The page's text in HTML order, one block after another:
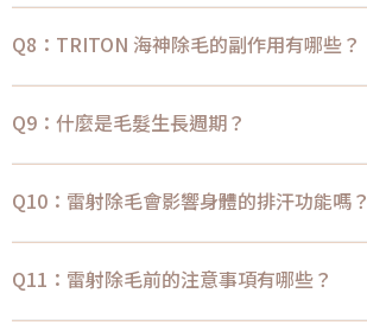
Q8：TRITON 海神除毛的副作用有哪些？
Q9：什麼是毛髮生長週期？
Q10：雷射除毛會影響身體的排汗功能嗎？
Q11：雷射除毛前的注意事項有哪些？